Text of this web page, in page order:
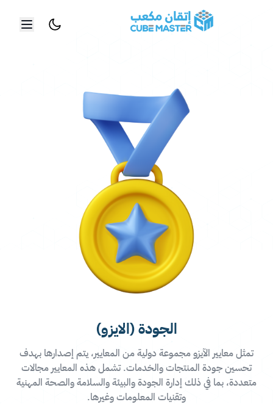
تخطي إلى المحتوى الرئيسي
الجودة (الايزو)
تمثل معايير الآيزو مجموعة دولية من المعايير، يتم إصدارها بهدف
تحسين جودة المنتجات والخدمات. تشمل هذه المعايير مجالات
متعددة، بما في ذلك إدارة الجودة والبيئة والسلامة والصحة المهنية
وتقنيات المعلومات وغيرها.